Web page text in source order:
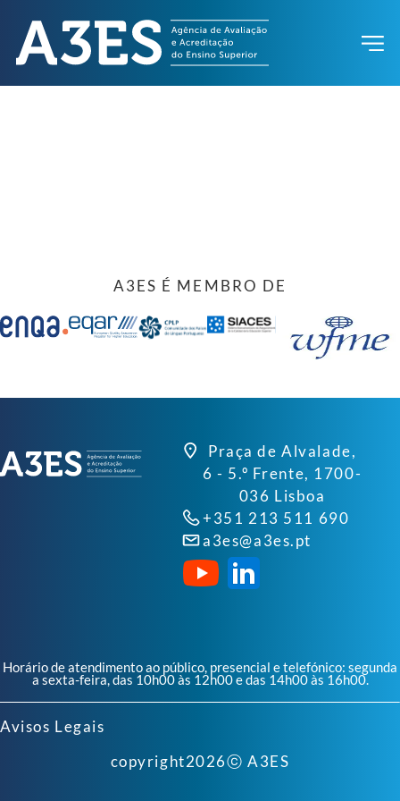
A3ES É MEMBRO DE
Praça de Alvalade,
6 - 5.º Frente, 1700-
036 Lisboa
+351 213 511 690
a3es@a3es.pt
Horário de atendimento ao público, presencial e telefónico: segunda
a sexta-feira, das 10h00 às 12h00 e das 14h00 às 16h00.
Avisos Legais
copyright2026ⓒ A3ES